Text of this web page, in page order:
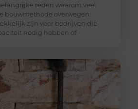
reden waarom veel
bouwmethode overwegen.
zijn voor bedrijven die
nodig hebben of